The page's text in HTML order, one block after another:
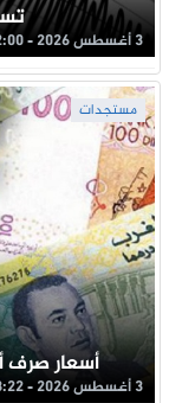
3 أغسطس 2026 - 22:00
مستجدات
أسعار صرف
3 أغسطس 2026 - 8:22